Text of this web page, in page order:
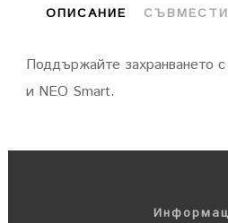
ОПИСАНИЕ
Поддържайте захранването
и NEO Smart.